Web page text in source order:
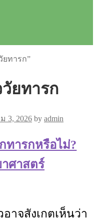
ยทารก”
ยทารก
3, 2026 by admin
ทารกหรือไม่?
ศาสตร์
าจสังเกตเห็นว่า